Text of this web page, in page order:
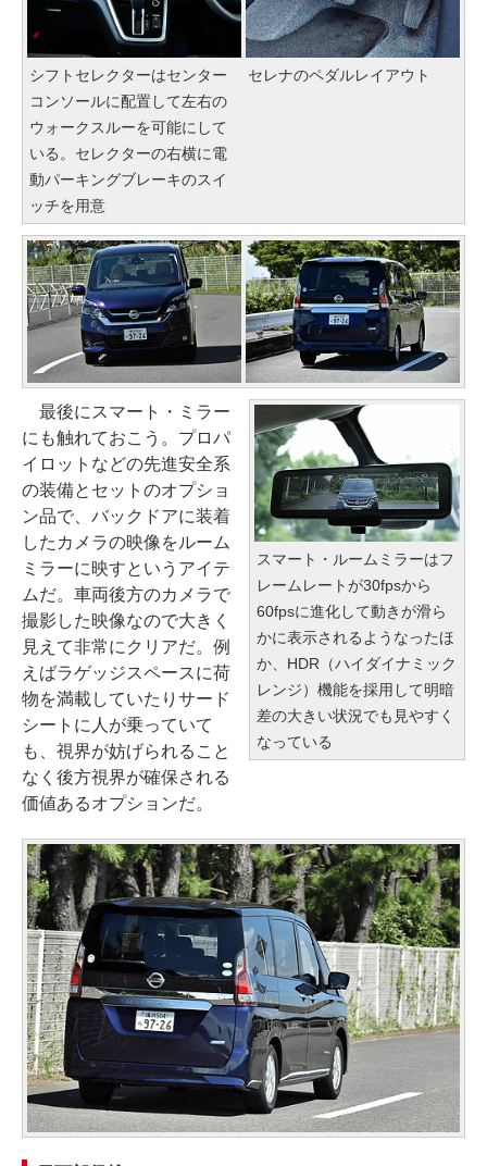
シフトセレクターはセンター
コンソールに配置して左右の
ウォークスルーを可能にして
いる。セレクターの右横に電
動パーキングブレーキのスイ
ッチを用意
セレナのペダルレイアウト
スマート・ルームミラーはフ
レームレートが30fpsから
60fpsに進化して動きが滑ら
かに表示されるようなったほ
か、HDR（ハイダイナミック
レンジ）機能を採用して明暗
差の大きい状況でも見やすく
なっている
最後にスマート・ミラー
にも触れておこう。プロパ
イロットなどの先進安全系
の装備とセットのオプショ
ン品で、バックドアに装着
したカメラの映像をルーム
ミラーに映すというアイテ
ムだ。車両後方のカメラで
撮影した映像なので大きく
見えて非常にクリアだ。例
えばラゲッジスペースに荷
物を満載していたりサード
シートに人が乗っていて
も、視界が妨げられること
なく後方視界が確保される
価値あるオプションだ。